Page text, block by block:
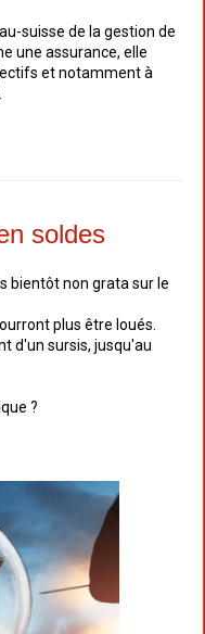
suisse de la gestion de
une assurance, elle
et notamment à
soldes
bientôt non grata sur le
plus être loués.
d'un sursis, jusqu'au
?